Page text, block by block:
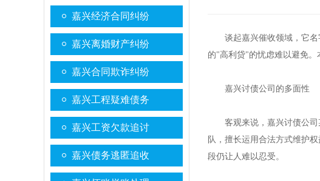
嘉兴经济合同纠纷
嘉兴离婚财产纠纷
嘉兴合同欺诈纠纷
嘉兴工程疑难债务
嘉兴工资欠款追讨
嘉兴债务逃匿追收
谈起嘉兴催收领域，它
的"高利贷"的忧虑难以避免。
嘉兴讨债公司的多面性
客观来说， 嘉兴讨债公
队，擅长运用合法方式维护权
段仍让人难以忍受。